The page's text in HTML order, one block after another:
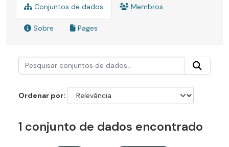
Conjuntos de dados Membros
Sobre Pages
Ordenar por
1 conjunto de dados encontrado